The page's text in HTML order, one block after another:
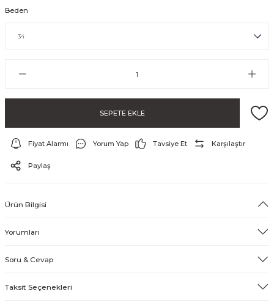
ve Şort
Beden
SEPETE EKLE
Fiyat Alarmı Yorum Yap Tavsiye Et Karşılaştır
Paylaş
Ürün Bilgisi
Yorumları
Soru & Cevap
Taksit Seçenekleri